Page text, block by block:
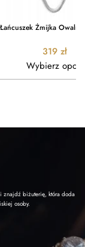
Łańcuszek Żmijka
319 zł
Wybierz opcje
znajdź biżuterię, która doda
osoby.